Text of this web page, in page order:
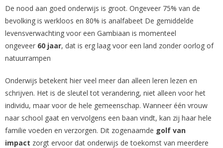
De nood aan goed onderwijs is groot. Ongeveer 75% van de
bevolking is werkloos en 80% is analfabeet De gemiddelde
levensverwachting voor een Gambiaan is momenteel
ongeveer 60 jaar, dat is erg laag voor een land zonder oorlog of
natuurrampen
Onderwijs betekent hier veel meer dan alleen leren lezen en
schrijven. Het is de sleutel tot verandering, niet alleen voor het
individu, maar voor de hele gemeenschap. Wanneer één vrouw
naar school gaat en vervolgens een baan vindt, kan zij haar hele
familie voeden en verzorgen. Dit zogenaamde golf van
impact zorgt ervoor dat onderwijs de toekomst van meerdere